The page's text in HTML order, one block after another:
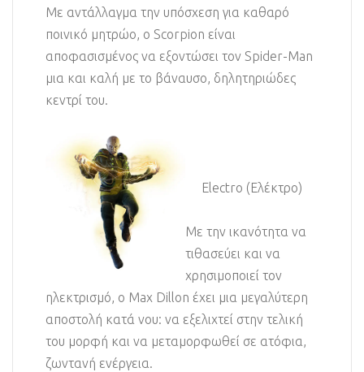
Με αντάλλαγμα την υπόσχεση για καθαρό
ποινικό μητρώο, ο Scorpion είναι
αποφασισμένος να εξοντώσει τον Spider-Man
μια και καλή με το βάναυσο, δηλητηριώδες
κεντρί του.
Electro (Ελέκτρο)
Με την ικανότητα να
τιθασεύει και να
χρησιμοποιεί τον
ηλεκτρισμό, ο Max Dillon έχει μια μεγαλύτερη
αποστολή κατά νου: να εξελιχτεί στην τελική
του μορφή και να μεταμορφωθεί σε ατόφια,
ζωντανή ενέργεια.